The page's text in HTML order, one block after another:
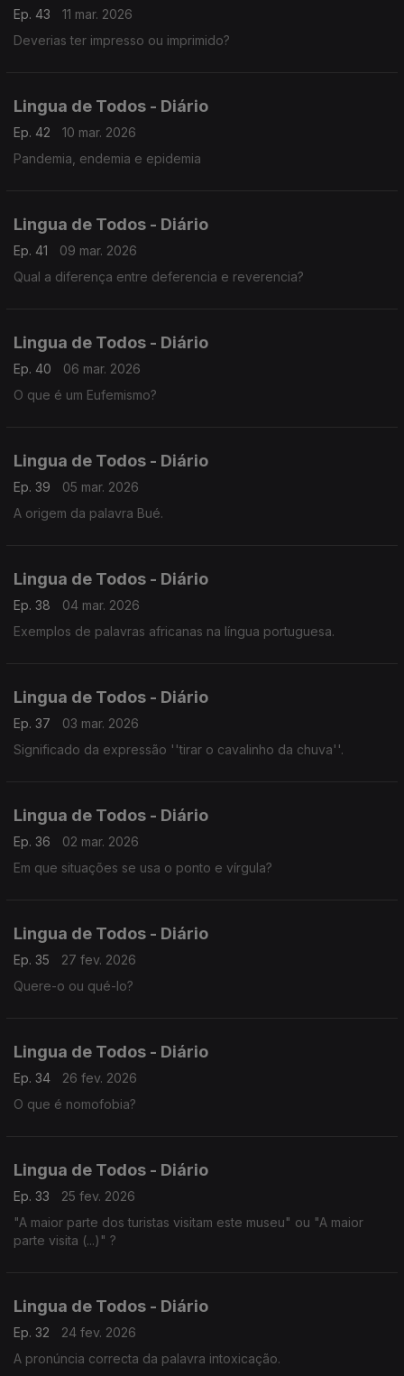
Ep. 43
11 mar. 2026
Deverias ter impresso ou imprimido?
Lingua de Todos - Diário
Ep. 42
10 mar. 2026
Pandemia, endemia e epidemia
Lingua de Todos - Diário
Ep. 41
09 mar. 2026
Qual a diferença entre deferencia e reverencia?
Lingua de Todos - Diário
Ep. 40
06 mar. 2026
O que é um Eufemismo?
Lingua de Todos - Diário
Ep. 39
05 mar. 2026
A origem da palavra Bué.
Lingua de Todos - Diário
Ep. 38
04 mar. 2026
Exemplos de palavras africanas na língua portuguesa.
Lingua de Todos - Diário
Ep. 37
03 mar. 2026
Significado da expressão ''tirar o cavalinho da chuva''.
Lingua de Todos - Diário
Ep. 36
02 mar. 2026
Em que situações se usa o ponto e vírgula?
Lingua de Todos - Diário
Ep. 35
27 fev. 2026
Quere-o ou qué-lo?
Lingua de Todos - Diário
Ep. 34
26 fev. 2026
O que é nomofobia?
Lingua de Todos - Diário
Ep. 33
25 fev. 2026
"A maior parte dos turistas visitam este museu" ou "A maior
parte visita (...)" ?
Lingua de Todos - Diário
Ep. 32
24 fev. 2026
A pronúncia correcta da palavra intoxicação.